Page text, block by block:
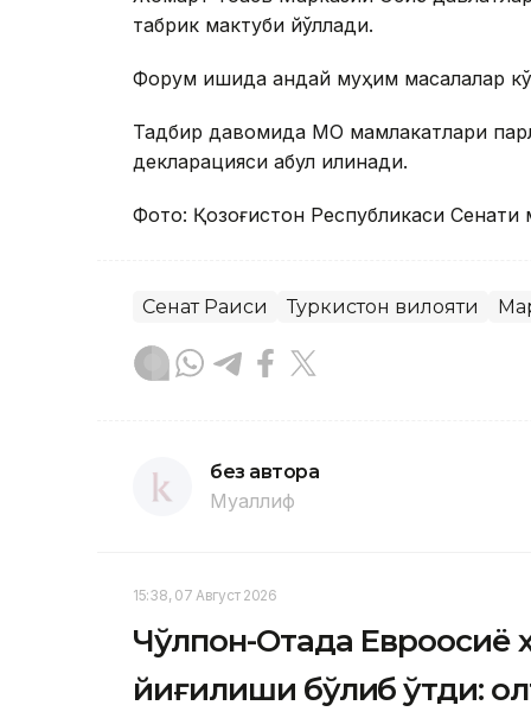
табрик мактуби йўллади.
Форум ишида қандай муҳим масалалар
Тадбир давомида МО мамлакатлари
декларацияси қабул қилинади.
Фото: Қозоғистон Республикаси Сенати
Сенат Раиси Туркистон вилояти
без автора
Муаллиф
15:38, 07 Август 2026
Чўлпон-Отада Евроосиё
йиғилиши бўлиб ўтди: